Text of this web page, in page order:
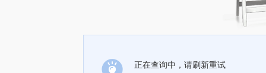
正在查询中，请刷新重试